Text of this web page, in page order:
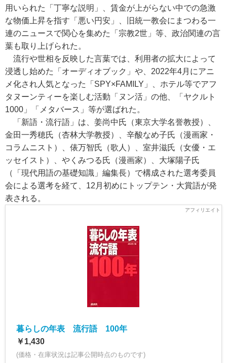
用いられた「丁寧な説明」、賃金が上がらない中での急激
な物価上昇を指す「悪い円安」、旧統一教会にまつわる一
連のニュースで関心を集めた「宗教2世」等、政治関連の言
葉も取り上げられた。
流行や世相を反映した言葉では、利用者の拡大によって
浸透し始めた「オーディオブック」や、2022年4月にアニ
メ化され人気となった「SPY×FAMILY」、ホテル等でアフ
タヌーンティーを楽しむ活動「ヌン活」の他、「ヤクルト
1000」「メタバース」等が選ばれた。
「新語・流行語」は、姜尚中氏（東京大学名誉教授）、
金田一秀穂氏（杏林大学教授）、辛酸なめ子氏（漫画家・
コラムニスト）、俵万智氏（歌人）、室井滋氏（女優・エ
ッセイスト）、やくみつる氏（漫画家）、大塚陽子氏
（「現代用語の基礎知識」編集長）で構成された選考委員
会による選考を経て、12月初めにトップテン・大賞語が発
表される。
暮らしの年表 流行語 100年
￥1,430
(価格・在庫状況は記事公開時点のものです)